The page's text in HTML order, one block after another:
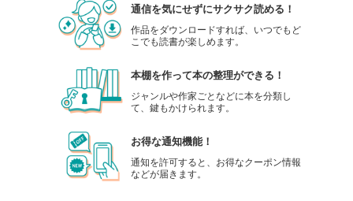
通信を気にせずにサクサク読める！
作品をダウンロードすれば、いつでもど
こでも読書が楽しめます。
本棚を作って本の整理ができる！
ジャンルや作家ごとなどに本を分類し
て、鍵もかけられます。
お得な通知機能！
通知を許可すると、お得なクーポン情報
などが届きます。